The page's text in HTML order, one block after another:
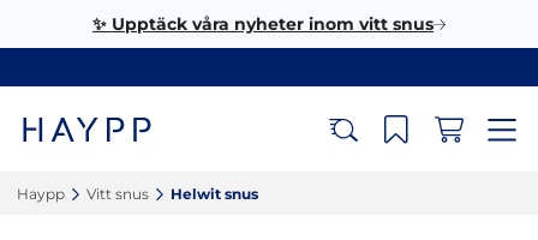
✨ Upptäck våra nyheter inom vitt snus
Haypp‎ Vitt snus‎ Helwit snus‎